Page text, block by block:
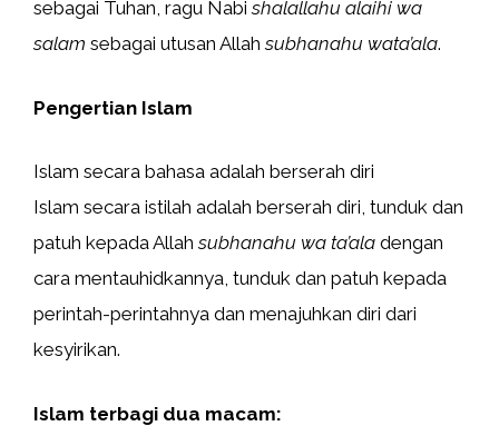
sebagai Tuhan, ragu Nabishalallahu alaihi wa
salam sebagai utusan Allahsubhanahu wata’ala.
Pengertian Islam
Islam secara bahasa adalah berserah diri
Islam secara istilah adalah berserah diri, tunduk dan
patuh kepada Allahsubhanahu wa ta’ala dengan
cara mentauhidkannya, tunduk dan patuh kepada
perintah-perintahnya dan menajuhkan diri dari
kesyirikan.
Islam terbagi dua macam: